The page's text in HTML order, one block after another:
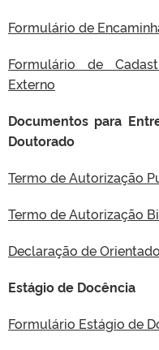
Formulário de
Formulário de
Externo
Documentos para
Doutorado
Termo de Autorização
Termo de Autorização
Declaração de
Estágio de Docência
Formulário Estágio de